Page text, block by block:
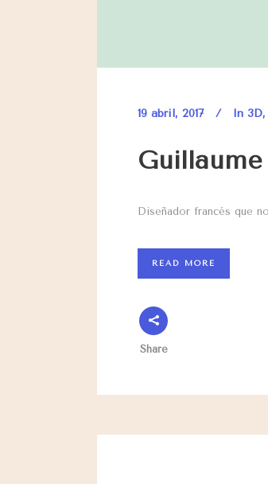
19 abril, 2017 In 3D,
Diseñador francés que
READ MORE
Share